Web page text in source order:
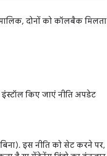
दोनों को कॉलबैक मिलता
किए जाएं नीति अपडेट
इस नीति को सेट करने पर,